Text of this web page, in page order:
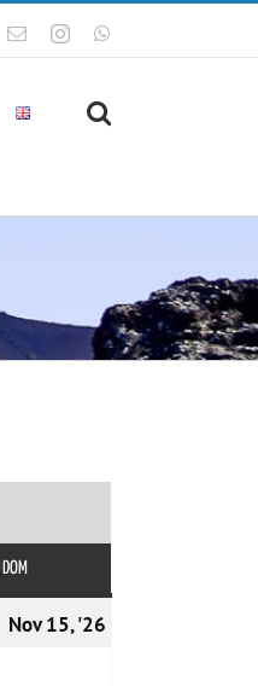
CorreoInstagram
DOM
Nov 15, '26